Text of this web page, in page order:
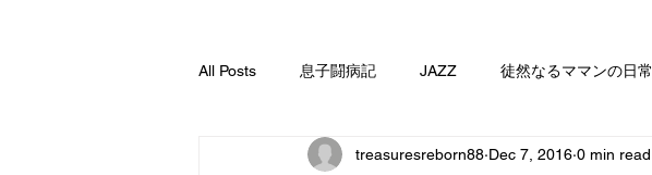
All Posts 息子闘病記 JAZZ 徒然なるママンの日常
treasuresreborn88 Dec 7, 2016 0 min read